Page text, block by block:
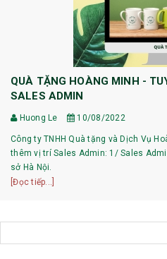
QUÀ TẶNG HOÀNG MINH -
SALES ADMIN
Huong Le 10/08/2022
Công ty TNHH Quà tặng và Dịch Vụ
thêm vị trí Sales Admin: 1/ Sales
sở Hà Nội.
[Đọc tiếp...]